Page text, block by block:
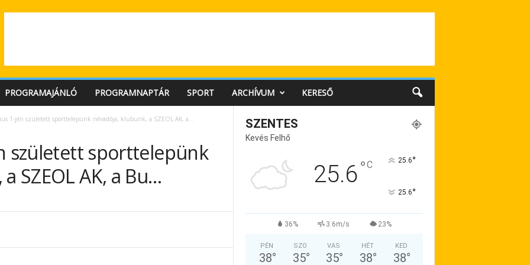
PROGRAMAJÁNLÓ PROGRAMNAPTÁR SPORT ARCHÍVUM KERESŐ
1-jén született sporttelepünk névadója, klubunk, a SZEOL AK, a...
született sporttelepünk
SZEOL AK, a Bu…
SZENTES
Kevés Felhő
25.6°C 25.6°
25.6°
36% 3.6m/s 23%
PÉN
38°
SZO
35°
VAS
35°
HÉT
38°
KED
38°